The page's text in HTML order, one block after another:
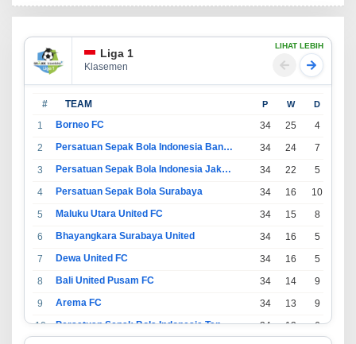
Liga 1
Klasemen
LIHAT LEBIH
# TEAM P W D
1 Borneo FC 34 25 4
2
Persatuan Sepak Bola Indonesia Bandung 34 24 7
3
Persatuan Sepak Bola Indonesia Jakarta 34 22 5
4
Persatuan Sepak Bola Surabaya 34 16 10
5
Maluku Utara United FC 34 15 8
6
Bhayangkara Surabaya United 34 16 5
7
Dewa United FC 34 16 5
8
Bali United Pusam FC 34 14 9
9
Arema FC 34 13 9
10
Persatuan Sepak Bola Indonesia Tangerang 34 13 6